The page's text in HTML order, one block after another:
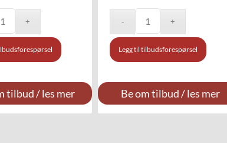
tilbud / les mer
Legg til tilbudsforespørsel
Be om tilbud / les mer